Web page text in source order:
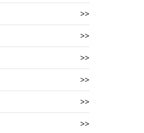
>>
>>
>>
>>
>>
>>